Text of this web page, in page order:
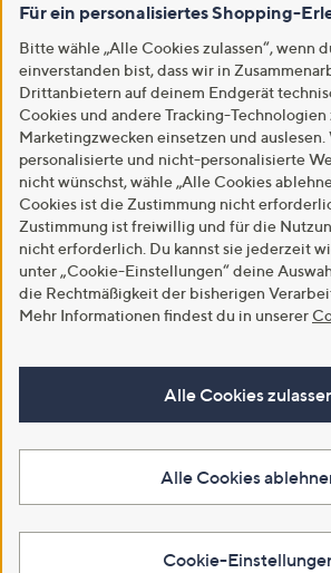
Für ein personalisiertes Shopping-
Bitte wähle „Alle Cookies zulassen“, wenn
einverstanden bist, dass wir in
Drittanbietern auf deinem Endgerät
Cookies und andere Tracking-Technologien
Marketingzwecken einsetzen und
personalisierte und nicht-personalisierte
nicht wünschst, wähle „Alle Cookies
Cookies ist die Zustimmung nicht
Zustimmung ist freiwillig und für die
nicht erforderlich. Du kannst sie jederzeit
unter „Cookie-Einstellungen“ deine
die Rechtmäßigkeit der bisherigen
Mehr Informationen findest du in unserer
Alle Cookies
Alle Cookies
Cookie-